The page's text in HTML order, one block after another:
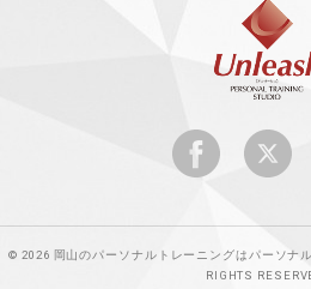
© 2026 岡山のパーソナルトレーニングはパーソナ
RIGHTS